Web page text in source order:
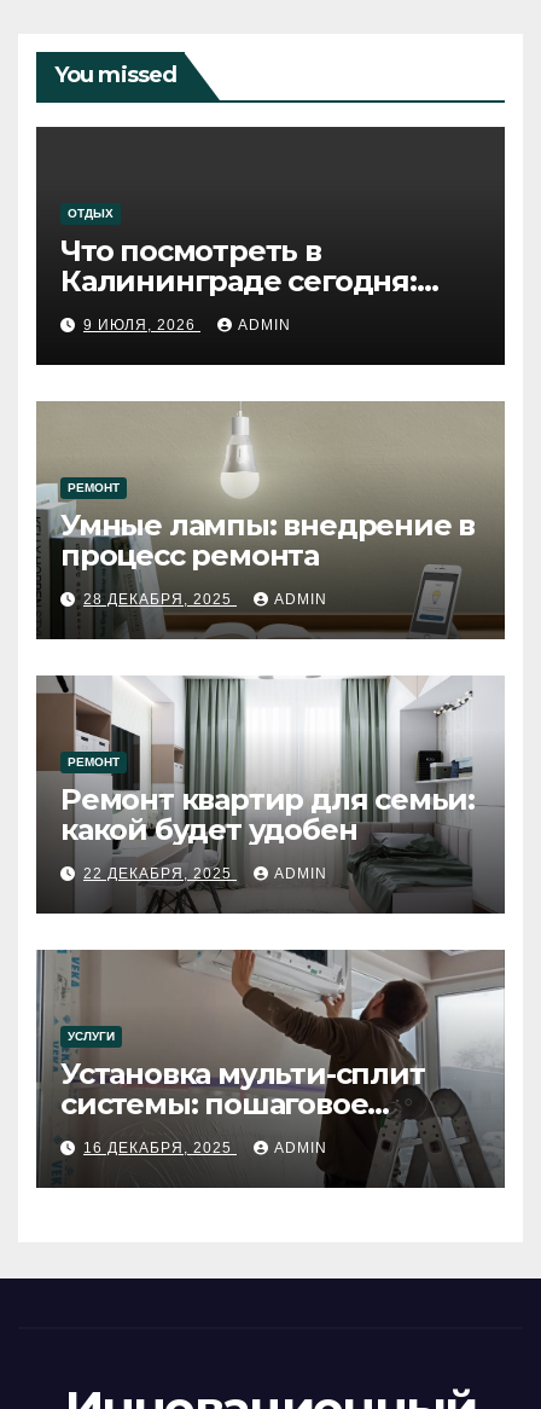
You missed
ОТДЫХ
Что посмотреть в
Калининграде сегодня:
путеводитель по самому
западному городу России
9 ИЮЛЯ, 2026 ADMIN
РЕМОНТ
Умные лампы: внедрение в
процесс ремонта
28 ДЕКАБРЯ, 2025 ADMIN
РЕМОНТ
Ремонт квартир для семьи:
какой будет удобен
22 ДЕКАБРЯ, 2025 ADMIN
УСЛУГИ
Установка мульти-сплит
системы: пошаговое
руководство
16 ДЕКАБРЯ, 2025 ADMIN